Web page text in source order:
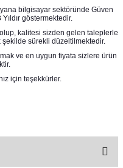
bilgisayar sektöründe Güven
göstermektedir.
kalitesi sizden gelen taleplerle
sürekli düzeltilmektedir.
ve en uygun fiyata sizlere ürün
için teşekkürler.